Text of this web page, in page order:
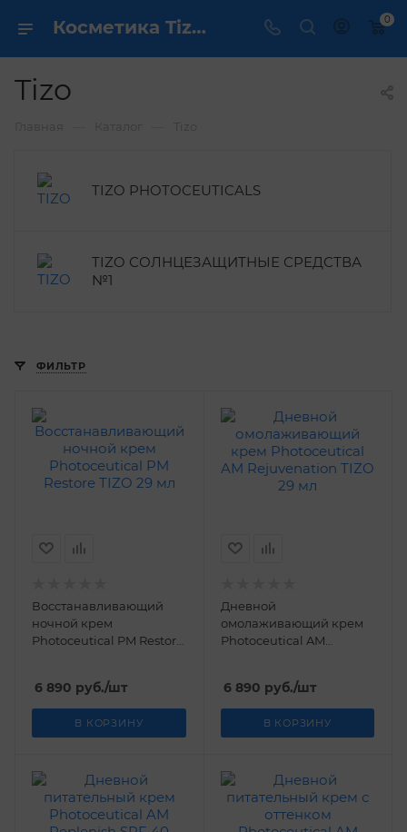
Косметика Tizo - купить в интернет магазине ✔️ по выгодной цене 0
Tizo
TIZO PHOTOCEUTICALS
TIZO СОЛНЦЕЗАЩИТНЫЕ СРЕДСТВА
№1
ФИЛЬТР
Восстанавливающий
ночной крем
Photoceutical PM Restore
6 890 руб./шт
В КОРЗИНУ
Дневной
омолаживающий крем
Photoceutical AM
6 890 руб./шт
В КОРЗИНУ